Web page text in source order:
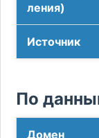
ления)
Источник
По
Домен